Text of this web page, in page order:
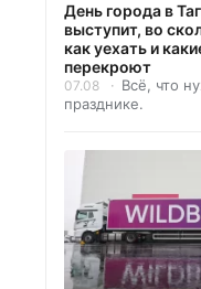
День города в
выступит, во
как уехать и
перекроют
07.08
Всё, что
празднике.